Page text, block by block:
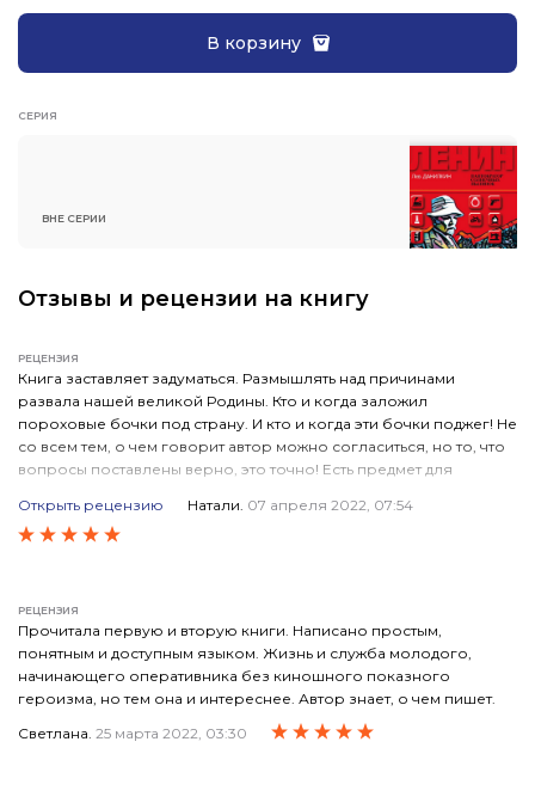
В корзину
СЕРИЯ
ВНЕ СЕРИИ
Отзывы и рецензии на книгу
РЕЦЕНЗИЯ
Книга заставляет задуматься. Размышлять над причинами
развала нашей великой Родины. Кто и когда заложил
пороховые бочки под страну. И кто и когда эти бочки поджег! Не
со всем тем, о чем говорит автор можно согласиться, но то, что
вопросы поставлены верно, это точно! Есть предмет для
ПОЛОЖИТЕЛЬНЫЕ КАЧЕСТВА
Не знаю, можно ли назвать, это отрицательной стороной. Тут,
скорее другое. Книга, конечно, имеет возрастные ограничения.
Отношения главных героев - это только для взрослых. Все там в
рамках приличий, но накал! Это не для подростков!
Натали. 07 апреля 2022, 07:54
Открыть рецензию
РЕЦЕНЗИЯ
Прочитала первую и вторую книги. Написано простым,
понятным и доступным языком. Жизнь и служба молодого,
начинающего оперативника без киношного показного
героизма, но тем она и интереснее. Автор знает, о чем пишет.
Светлана. 25 марта 2022, 03:30